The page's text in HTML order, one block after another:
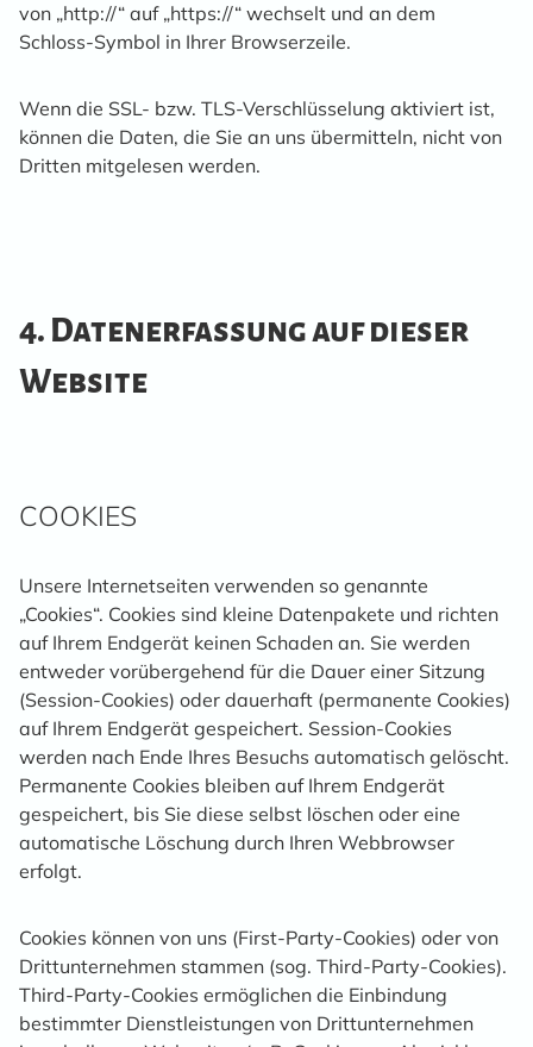
von „http://“ auf „https://“ wechselt und an dem
Schloss-Symbol in Ihrer Browserzeile.
Wenn die SSL- bzw. TLS-Verschlüsselung aktiviert ist,
können die Daten, die Sie an uns übermitteln, nicht von
Dritten mitgelesen werden.
4. Datenerfassung auf dieser
Website
COOKIES
Unsere Internetseiten verwenden so genannte
„Cookies“. Cookies sind kleine Datenpakete und richten
auf Ihrem Endgerät keinen Schaden an. Sie werden
entweder vorübergehend für die Dauer einer Sitzung
(Session-Cookies) oder dauerhaft (permanente Cookies)
auf Ihrem Endgerät gespeichert. Session-Cookies
werden nach Ende Ihres Besuchs automatisch gelöscht.
Permanente Cookies bleiben auf Ihrem Endgerät
gespeichert, bis Sie diese selbst löschen oder eine
automatische Löschung durch Ihren Webbrowser
erfolgt.
Cookies können von uns (First-Party-Cookies) oder von
Drittunternehmen stammen (sog. Third-Party-Cookies).
Third-Party-Cookies ermöglichen die Einbindung
bestimmter Dienstleistungen von Drittunternehmen